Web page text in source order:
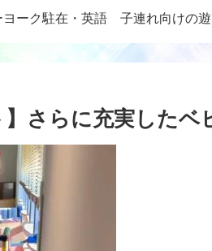
ヨーク駐在・英語 子連れ向けの
】さらに充実した